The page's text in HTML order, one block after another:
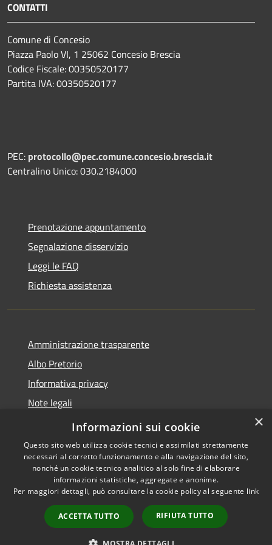
CONTATTI
Comune di Concesio
Piazza Paolo VI, 1 25062 Concesio Brescia
Codice Fiscale: 00350520177
Partita IVA: 00350520177
PEC: protocollo@pec.comune.concesio.brescia.it
Centralino Unico: 030.2184000
Prenotazione appuntamento
Segnalazione disservizio
Leggi le FAQ
Richiesta assistenza
Amministrazione trasparente
Albo Pretorio
Informativa privacy
Note legali
Dichiarazione di accessibilità
Accessibilità
Copyright © 2021 •
Comune di Concesio •
Powered byMunicipium
Accesso redazione
×
Informazioni sui cookie
Questo sito web utilizza cookie tecnici e assimilati strettamente
necessari al corretto funzionamento e alla navigazione del sito,
nonché un cookie tecnico analitico al solo fine di elaborare
informazioni statistiche, aggregate e anonime.
Per maggiori dettagli, può consultare la cookie policy al seguente link
ACCETTA TUTTO RIFIUTA TUTTO